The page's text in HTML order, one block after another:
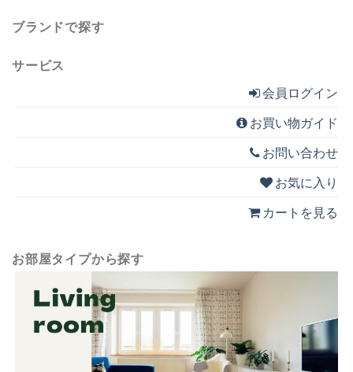
ブランドで探す
サービス
会員ログイン
お買い物ガイド
お問い合わせ
お気に入り
カートを見る
お部屋タイプから探す